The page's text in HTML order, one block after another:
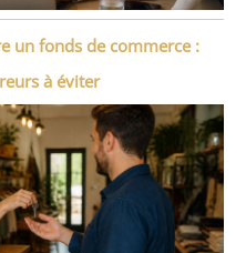
un fonds de commerce :
à éviter